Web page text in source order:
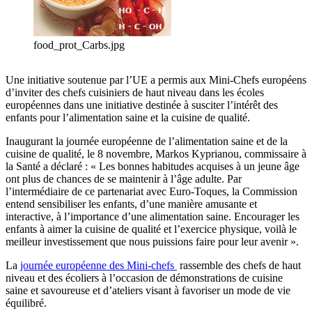
food_prot_Carbs.jpg
Une initiative soutenue par l’UE a permis aux Mini-Chefs européens
d’inviter des chefs cuisiniers de haut niveau dans les écoles
européennes dans une initiative destinée à susciter l’intérêt des
enfants pour l’alimentation saine et la cuisine de qualité.
Inaugurant la journée européenne de l’alimentation saine et de la
cuisine de qualité, le 8 novembre, Markos Kyprianou, commissaire à
la Santé a déclaré : « Les bonnes habitudes acquises à un jeune âge
ont plus de chances de se maintenir à l’âge adulte. Par
l’intermédiaire de ce partenariat avec Euro-Toques, la Commission
entend sensibiliser les enfants, d’une manière amusante et
interactive, à l’importance d’une alimentation saine. Encourager les
enfants à aimer la cuisine de qualité et l’exercice physique, voilà le
meilleur investissement que nous puissions faire pour leur avenir ».
La journée européenne des Mini-chefs rassemble des chefs de haut
niveau et des écoliers à l’occasion de démonstrations de cuisine
saine et savoureuse et d’ateliers visant à favoriser un mode de vie
équilibré.